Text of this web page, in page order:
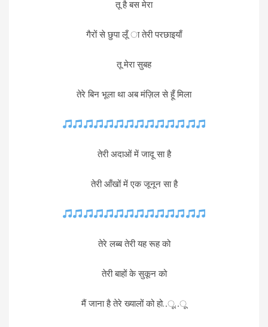
तू है बस मेरा
गैरों से छुपा लूँ ा तेरी परछाइयाँ
तू मेरा सुबह
तेरे बिन भूला था अब मंज़िल से हूँ मिला
तेरी अदाओं में जादू सा है
तेरी आँखों में एक जूनून सा है
तेरे लब्ब तेरी यह रूह को
तेरी बाहों के सुकून को
मैं जाना है तेरे ख्यालों को हो..ू..ू